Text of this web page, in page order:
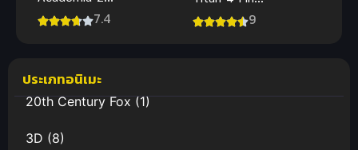
(2017)
แม่มดน้อย
ฝึกหัด ภาค 2
7.4
Season Part
9
ประเภทอนิเมะ
20th Century Fox(1)
3D (8)